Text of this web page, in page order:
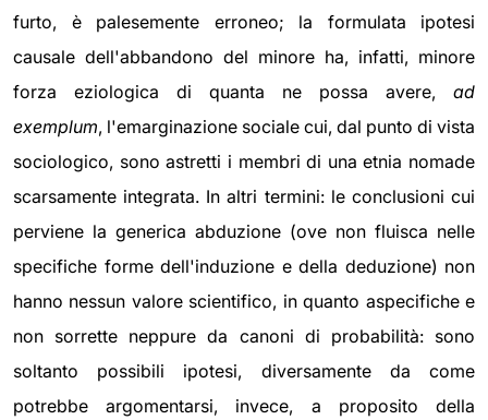
furto, è palesemente erroneo; la formulata ipotesi
causale dell'abbandono del minore ha, infatti, minore
forza eziologica di quanta ne possa avere, ad
exemplum, l'emarginazione sociale cui, dal punto di vista
sociologico, sono astretti i membri di una etnia nomade
scarsamente integrata. In altri termini: le conclusioni cui
perviene la generica abduzione (ove non fluisca nelle
specifiche forme dell'induzione e della deduzione) non
hanno nessun valore scientifico, in quanto aspecifiche e
non sorrette neppure da canoni di probabilità: sono
soltanto possibili ipotesi, diversamente da come
potrebbe argomentarsi, invece, a proposito della